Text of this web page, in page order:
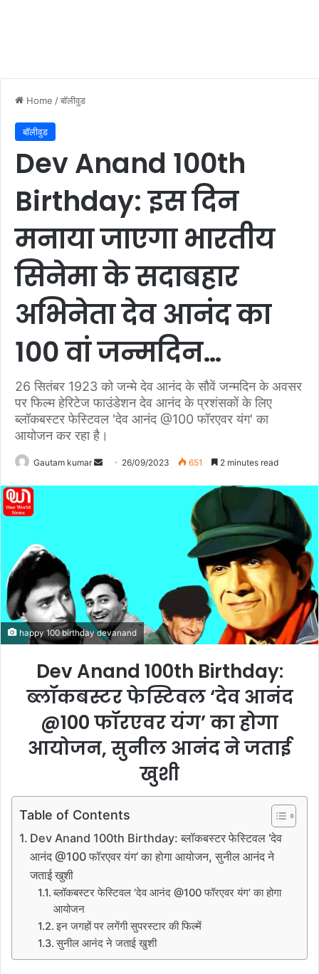
Home /बॉलीवुड
बॉलीवुड
Dev Anand 100th
Birthday: इस दिन
मनाया जाएगा भारतीय
सिनेमा के सदाबहार
अभिनेता देव आनंद का
100 वां जन्मदिन…
26 सितंबर 1923 को जन्मे देव आनंद के सौवें जन्मदिन के अवसर
पर फिल्म हेरिटेज फाउंडेशन देव आनंद के प्रशंसकों के लिए
ब्लॉकबस्टर फेस्टिवल 'देव आनंद @100 फॉरएवर यंग' का
आयोजन कर रहा है।
Gautam kumar
m
a
i
l
26/09/2023 651 2 minutes read
happy 100 birthday devanand
Dev Anand 100th Birthday:
ब्लॉकबस्टर फेस्टिवल ‘देव आनंद
@100 फॉरएवर यंग’ का होगा
आयोजन, सुनील आनंद ने जताई
खुशी
Table of Contents
Dev Anand 100th Birthday: ब्लॉकबस्टर फेस्टिवल ‘देव
आनंद @100 फॉरएवर यंग’ का होगा आयोजन, सुनील आनंद ने
जताई खुशी
ब्लॉकबस्टर फेस्टिवल ‘देव आनंद @100 फॉरएवर यंग’ का होगा
आयोजन
इन जगहों पर लगेंगी सुपरस्टार की फिल्में
सुनील आनंद ने जताई खुशी